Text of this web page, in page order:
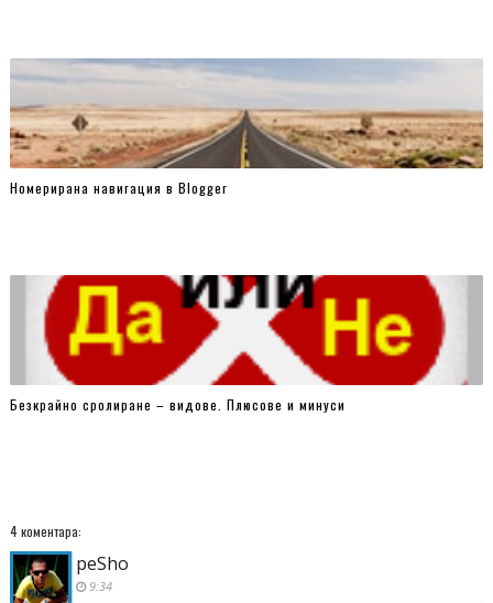
Номерирана навигация в Blogger
Безкрайно сролиране – видове. Плюсове и минуси
4 коментара:
peSho
9:34